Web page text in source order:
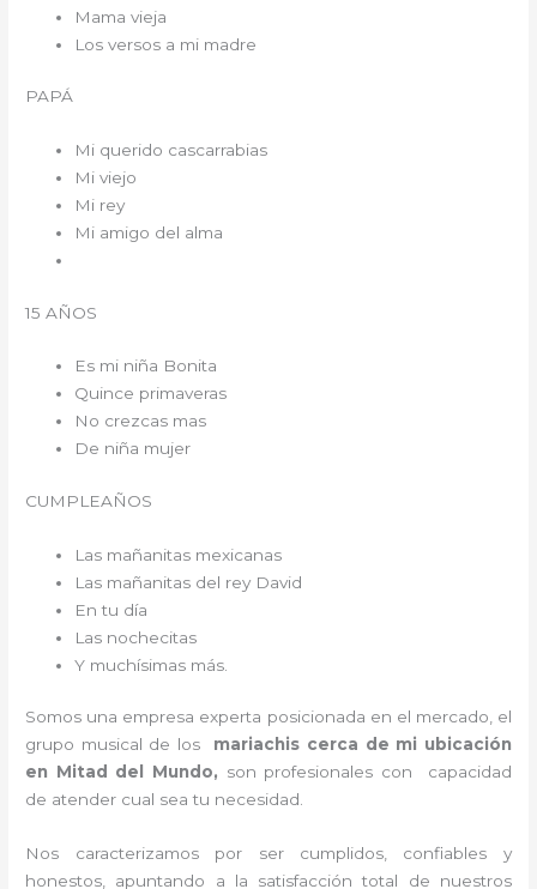
Mama vieja
Los versos a mi madre
PAPÁ
Mi querido cascarrabias
Mi viejo
Mi rey
Mi amigo del alma
15 AÑOS
Es mi niña Bonita
Quince primaveras
No crezcas mas
De niña mujer
CUMPLEAÑOS
Las mañanitas mexicanas
Las mañanitas del rey David
En tu día
Las nochecitas
Y muchísimas más.
Somos una empresa experta posicionada en el mercado, el
grupo musical de los mariachis cerca de mi ubicación
en Mitad del Mundo, son profesionales con capacidad
de atender cual sea tu necesidad.
Nos caracterizamos por ser cumplidos, confiables y
honestos, apuntando a la satisfacción total de nuestros